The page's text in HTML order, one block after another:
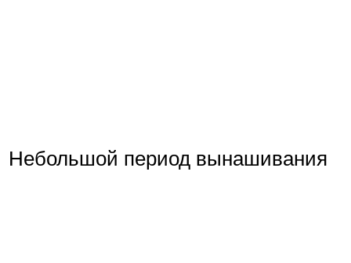
Небольшой период вынашивания